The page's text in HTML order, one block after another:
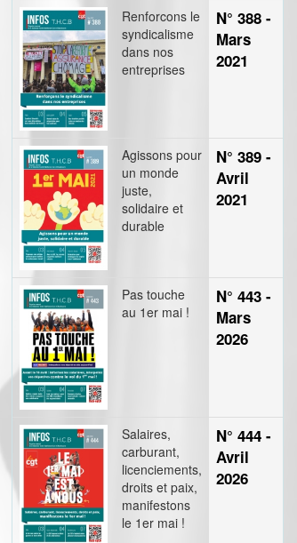
Renforcons le
syndicalisme
dans nos
entreprises
N° 388 -
Mars
2021
Agissons pour
un monde
juste,
solidaire et
durable
N° 389 -
Avril
2021
Pas touche
au 1er mai !
N° 443 -
Mars
2026
Salaires,
carburant,
licenciements,
droits et paix,
manifestons
le 1er mai !
N° 444 -
Avril
2026